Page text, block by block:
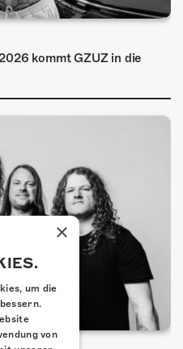
kommt GZUZ in die
×
um die
von